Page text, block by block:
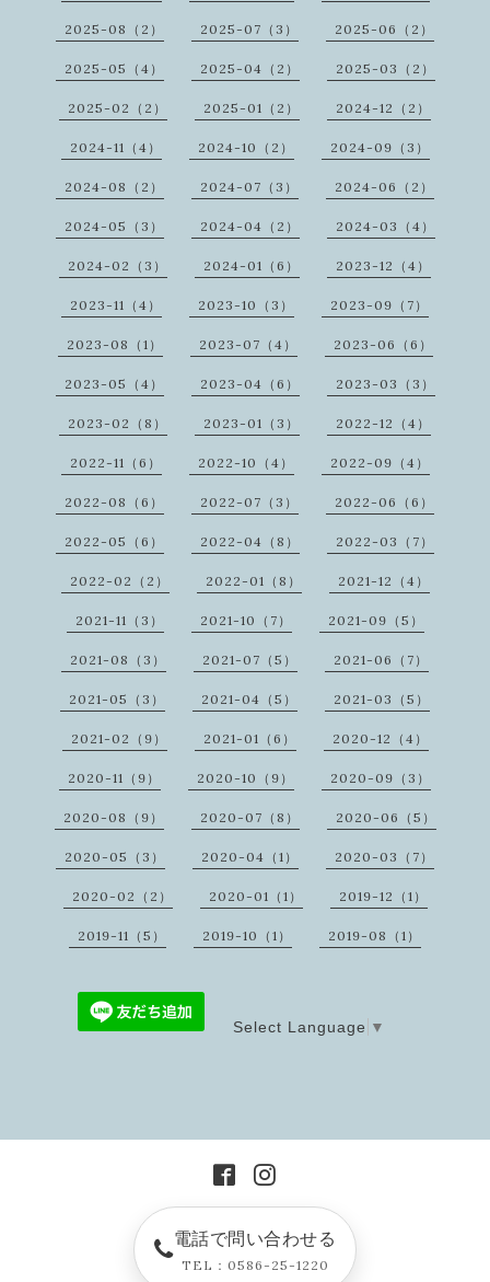
2025-08（2） 2025-07（3） 2025-06（2）
2025-05（4） 2025-04（2） 2025-03（2）
2025-02（2） 2025-01（2） 2024-12（2）
2024-11（4） 2024-10（2） 2024-09（3）
2024-08（2） 2024-07（3） 2024-06（2）
2024-05（3） 2024-04（2） 2024-03（4）
2024-02（3） 2024-01（6） 2023-12（4）
2023-11（4） 2023-10（3） 2023-09（7）
2023-08（1） 2023-07（4） 2023-06（6）
2023-05（4） 2023-04（6） 2023-03（3）
2023-02（8） 2023-01（3） 2022-12（4）
2022-11（6） 2022-10（4） 2022-09（4）
2022-08（6） 2022-07（3） 2022-06（6）
2022-05（6） 2022-04（8） 2022-03（7）
2022-02（2） 2022-01（8） 2021-12（4）
2021-11（3） 2021-10（7） 2021-09（5）
2021-08（3） 2021-07（5） 2021-06（7）
2021-05（3） 2021-04（5） 2021-03（5）
2021-02（9） 2021-01（6） 2020-12（4）
2020-11（9） 2020-10（9） 2020-09（3）
2020-08（9） 2020-07（8） 2020-06（5）
2020-05（3） 2020-04（1） 2020-03（7）
2020-02（2） 2020-01（1） 2019-12（1）
2019-11（5） 2019-10（1） 2019-08（1）
Select Language ▼
電話で問い合わせる
TEL：0586-25-1220